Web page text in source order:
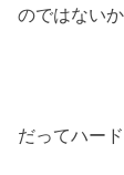
のではない
だってハー